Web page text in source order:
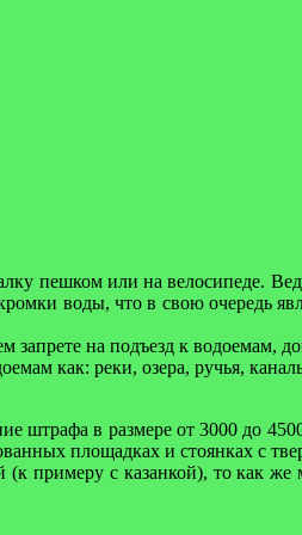
пешком или на велосипеде.
воды, что в свою очередь
на подъезд к водоемам,
как: реки, озера, ручья,
штрафа в размере от 3000 до
площадках и стоянках с
примеру с казанкой), то как